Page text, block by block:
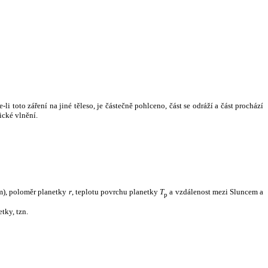
toto záření na jiné těleso, je částečně pohlceno, část se odráží a část prochází
vlnění.
poloměr planetky r, teplotu povrchu planetky Tp a vzdálenost mezi Sluncem a
tzn.